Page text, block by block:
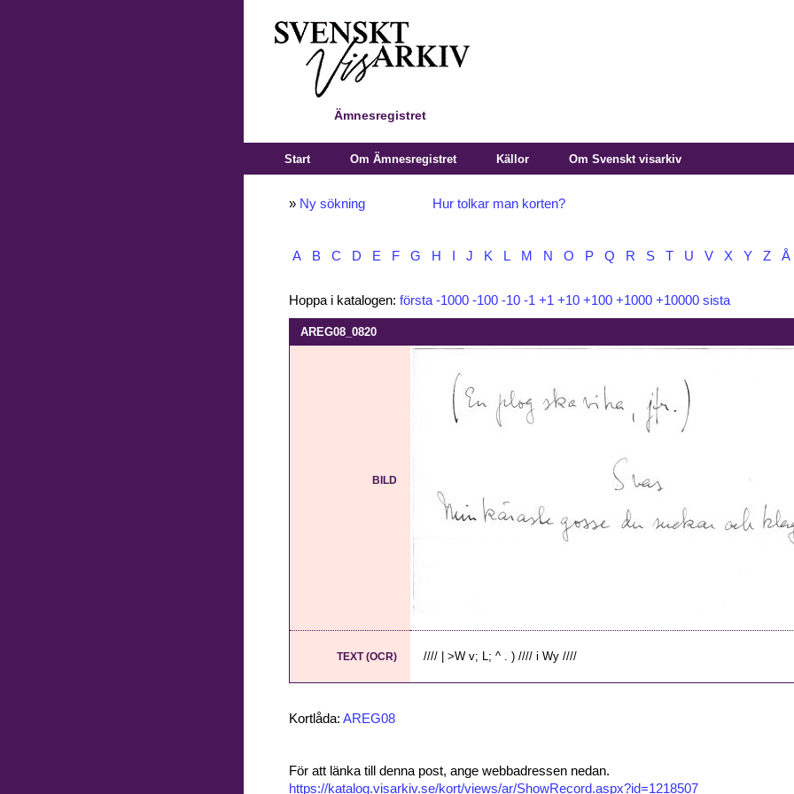
Ämnesregistret
Start Om Ämnesregistret Källor Om Svenskt visarkiv
» Ny sökning Hur tolkar man korten?
A B C D E F G H J K L M N O P Q R S T U V X Y Z Å
Hoppa i katalogen: första -1000 -100 -10 -1 +1 +10 +100 +1000 +10000 sista
AREG08_0820
BILD
TEXT (OCR) //// | >W v; L; ^ . ) //// i Wy ////
Kortlåda: AREG08
För att länka till denna post, ange webbadressen nedan.
https://katalog.visarkiv.se/kort/views/ar/ShowRecord.aspx?id=1218507